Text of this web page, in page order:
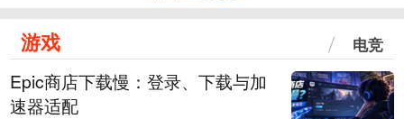
游戏 电竞
Epic商店下载慢：登录、下载与加
速器适配